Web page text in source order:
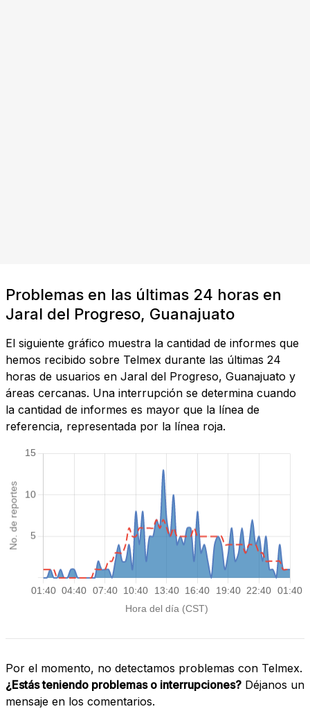
Problemas en las últimas 24 horas en
Jaral del Progreso, Guanajuato
El siguiente gráfico muestra la cantidad de informes que
hemos recibido sobre Telmex durante las últimas 24
horas de usuarios en Jaral del Progreso, Guanajuato y
áreas cercanas. Una interrupción se determina cuando
la cantidad de informes es mayor que la línea de
referencia, representada por la línea roja.
Por el momento, no detectamos problemas con Telmex.
¿Estás teniendo problemas o interrupciones? Déjanos un
mensaje en los comentarios.